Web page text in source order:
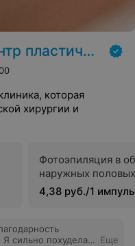
медицинской косметологии
которая
хирургии и
Фотоэпиляция в
наружных
4,38 руб./1
сильно похудела,
Еще